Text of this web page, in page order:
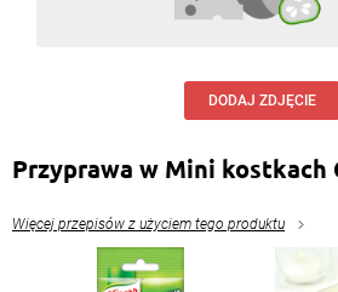
DODAJ ZDJĘCIE
Przyprawa w Mini kostkach
Więcej przepisów z użyciem tego produktu